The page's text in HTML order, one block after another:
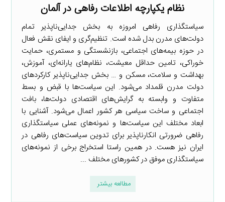
نظام یکپارچه اطلاعات رفاهی در آلمان
سیاستگذاری رفاهی امروزه به بخش جدایی‌ناپذیر تمام
دولت‌های مدرن بدل شده است. تنظیم‌گری و ایفای نقش فعال
در حوزه بیمه‌های اجتماعی، بازنشستگی و مستمری، حمایت
خوراکی، تامین حداقل معیشت، نظام‌های یارانه‌ای، آموزش،
بهداشت و سلامت، مسکن و … بخش جدایی‌ناپذیر کارکردهای
دولت مدرن قلمداد می‌شود. این سیاست‌ها با قبض و بسط
متفاوت و وابسته به گرایش‌های اقتصادی دولت‌ها، بافت
اجتماعی و ساخت سیاسی هر کشور اعمال می‌شود. آشنایی با
ابعاد مختلف این سیاست‌ها و نمونه‌های عملی سیاستگذاری
رفاهی ضرورتی انکارناپذیر برای تدوین سیاست‌های رفاهی در
ایران نیز هست. در همین راستا استخراج برخی از نمونه‌های
سیاستگذاری موفق در کشورهای مختلف ...
مطالعه بیشتر